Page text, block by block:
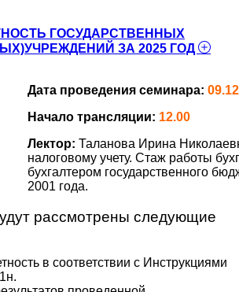
ГОСУДАРСТВЕННЫХ
ЗА 2025 ГОД
Дата проведения семинара:
Начало трансляции: 12.00
Лектор: Таланова Ирина
налоговому учету. Стаж работы
бухгалтером государственного
2001 года.
рассмотрены следующие
в соответствии с Инструкциями